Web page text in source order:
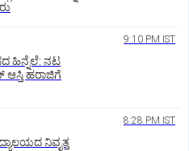
9:10 PM IST
ಹಿನ್ನೆಲೆ: ನಟ
ಹರಾಜಿಗೆ
8:28 PM IST
ನಿವೃತ್ತ